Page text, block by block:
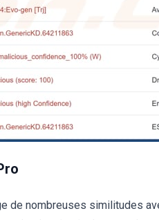
de nombreuses similitudes